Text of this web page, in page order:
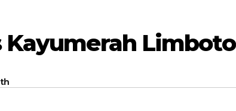
Kayumerah Limboto